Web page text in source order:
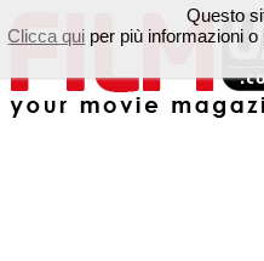
Questo
Clicca qui per più informazioni